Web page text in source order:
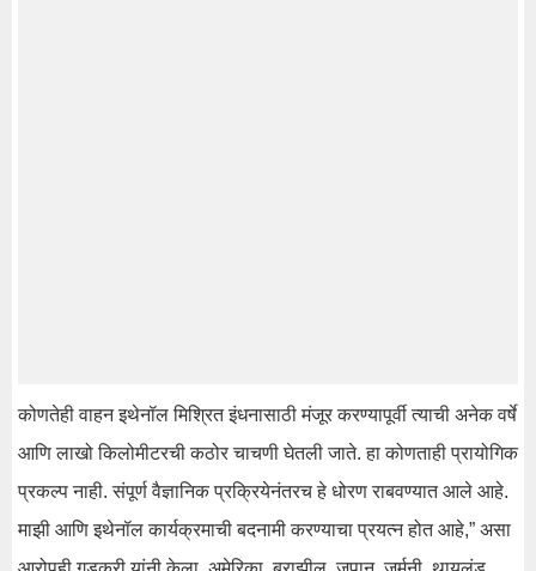
कोणतेही वाहन इथेनॉल मिश्रित इंधनासाठी मंजूर करण्यापूर्वी त्याची अनेक वर्षे
आणि लाखो किलोमीटरची कठोर चाचणी घेतली जाते. हा कोणताही प्रायोगिक
प्रकल्प नाही. संपूर्ण वैज्ञानिक प्रक्रियेनंतरच हे धोरण राबवण्यात आले आहे.
माझी आणि इथेनॉल कार्यक्रमाची बदनामी करण्याचा प्रयत्न होत आहे,” असा